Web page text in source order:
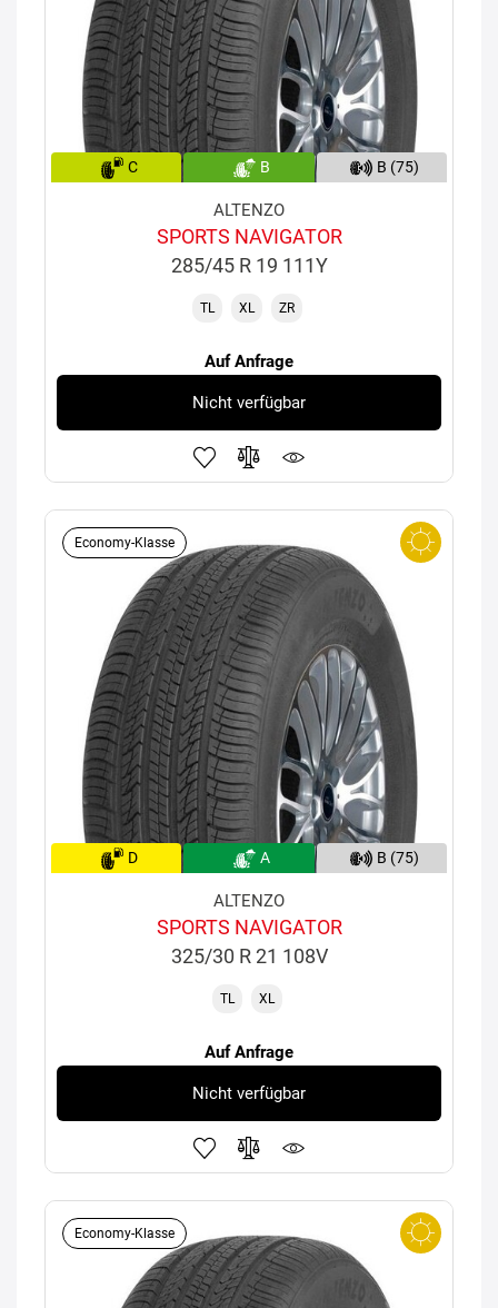
C B B (75)
ALTENZO
SPORTS NAVIGATOR
285/45 R 19 111Y
TL XL ZR
Auf Anfrage
Nicht verfügbar
Economy-Klasse
D A B (75)
ALTENZO
SPORTS NAVIGATOR
325/30 R 21 108V
TL XL
Auf Anfrage
Nicht verfügbar
Economy-Klasse